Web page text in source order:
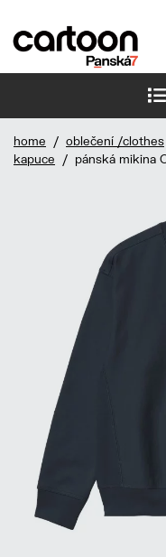
home / oblečení /clothes
kapuce / pánská mikina